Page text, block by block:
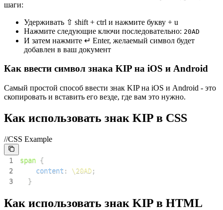
шаги:
Удерживать ⇧ shift + ctrl и нажмите букву + u
Нажмите следующие ключи последовательно: 20AD
И затем нажмите ↵ Enter, желаемый символ будет
добавлен в ваш документ
Как ввести символ знака KIP на iOS и Android
Самый простой способ ввести знак KIP на iOS и Android - это
скопировать и вставить его везде, где вам это нужно.
Как использовать знак KIP в CSS
//CSS Example
1 span {
2
content : \20AD;
3
}
Как использовать знак KIP в HTML